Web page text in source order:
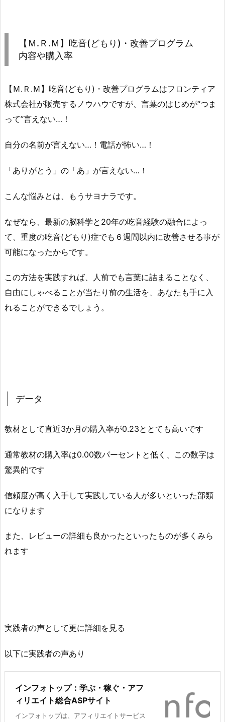
【Ｍ.Ｒ.Ｍ】吃音(どもり)・改善プログラム
内容や購入率
【Ｍ.Ｒ.Ｍ】吃音(どもり)・改善プログラムはフロンティア
株式会社が販売するノウハウですが、言葉のはじめが“つま
って”言えない…！
自分の名前が言えない…！電話が怖い…！
「ありがとう」の「あ」が言えない…！
こんな悩みとは、もうサヨナラです。
なぜなら、最新の脳科学と20年の吃音経験の融合によっ
て、重度の吃音(どもり)症でも６週間以内に改善させる事が
可能になったからです。
この方法を実践すれば、人前でも言葉に詰まることなく、
自由にしゃべることが当たり前の生活を、あなたも手に入
れることができるでしょう。
データ
教材として直近3か月の購入率が0.23ととても高いです
通常教材の購入率は0.00数パーセントと低く、この数字は
驚異的です
信頼度が高く入手して実践している人が多いといった部類
になります
また、レビューの詳細も良かったといったものが多くみら
れます
実践者の声として更に詳細を見る
以下に実践者の声あり
インフォトップ：学ぶ・稼ぐ・アフ
ィリエイト総合ASPサイト
インフォトップは、アフィリエイトサービス